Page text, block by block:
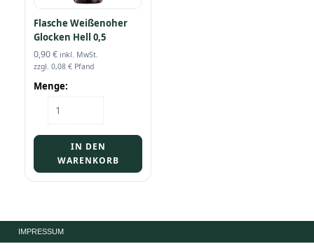
Flasche Weißenoher
Glocken Hell 0,5
0,90€ inkl. MwSt.
zzgl. 0,08 € Pfand
Menge:
Flasche
Weißenoher
0,5
Menge
IN DEN
WARENKORB
IMPRESSUM